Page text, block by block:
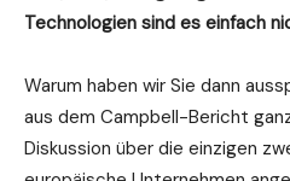
Technologien sind es einfach
Warum haben wir Sie dann
aus dem Campbell-Bericht
Diskussion über die einzigen